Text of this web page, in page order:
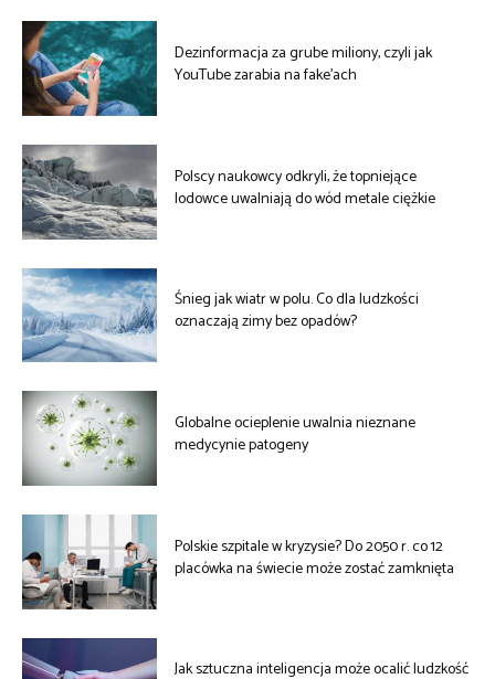
Dezinformacja za grube miliony, czyli jak
YouTube zarabia na fake’ach
Polscy naukowcy odkryli, że topniejące
lodowce uwalniają do wód metale ciężkie
Śnieg jak wiatr w polu. Co dla ludzkości
oznaczają zimy bez opadów?
Globalne ocieplenie uwalnia nieznane
medycynie patogeny
Polskie szpitale w kryzysie? Do 2050 r. co 12
placówka na świecie może zostać zamknięta
Jak sztuczna inteligencja może ocalić ludzkość